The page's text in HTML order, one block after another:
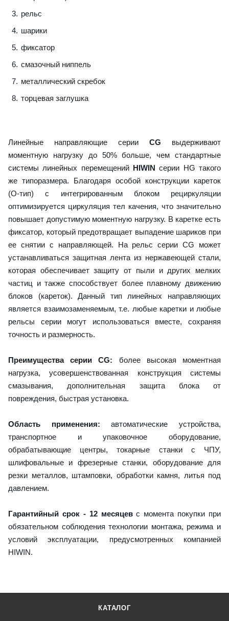
рельс
шарики
фиксатор
смазочный ниппель
металлический скребок
торцевая заглушка
Линейные направляющие серии CG выдерживают
моментную нагрузку до 50% больше, чем стандартные
системы линейных перемещений HIWIN серии HG такого
же типоразмера. Благодаря особой конструкции кареток
(О-тип) с интегрированным блоком рециркуляции
оптимизируется циркуляция тел качения, что значительно
повышает допустимую моментную нагрузку. В каретке есть
фиксатор, который предотвращает выпадение шариков при
ее снятии с направляющей. На рельс серии CG может
устанавливаться защитная лента из нержавеющей стали,
которая обеспечивает защиту от пыли и других мелких
частиц и также способствует более плавному движению
блоков (кареток). Данный тип линейных направляющих
является взаимозаменяемым, т.е. любые каретки и любые
рельсы серии могут использоваться вместе, сохраняя
точность и размерность.
Преимущества серии CG: более высокая моментная
нагрузка, усовершенствованная конструкция системы
смазывания, дополнительная защита блока от
повреждения, быстрая установка.
Область применения: автоматические устройства,
транспортное и упаковочное оборудование,
обрабатывающие центры, токарные станки с ЧПУ,
шлифовальные и фрезерные станки, оборудование для
резки металлов, штамповки, обработки камня, литья под
давлением.
Гарантийный срок - 12 месяцевс момента покупки при
обязательном соблюдения технологии монтажа, режима и
условий эксплуатации, предусмотренных компанией
HIWIN.
КАТАЛОГ